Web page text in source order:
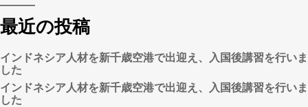
最近の投稿
インドネシア人材を新千歳空港で出迎え、入国後講習を行いま
した
インドネシア人材を新千歳空港で出迎え、入国後講習を行いま
した